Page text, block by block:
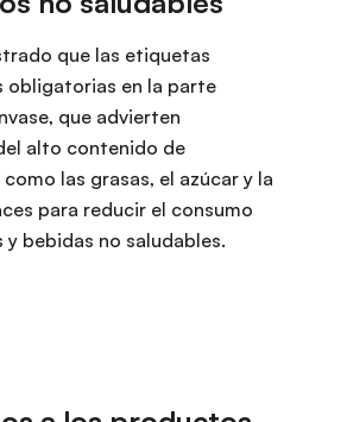
que las etiquetas
obligatorias en la parte
que advierten
alto contenido de
las grasas, el azúcar y la
para reducir el consumo
y bebidas no saludables.